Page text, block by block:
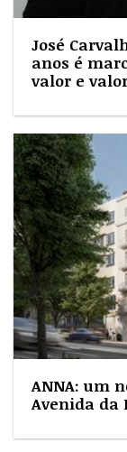
José
anos é
valor e
ANNA: um
Avenida da